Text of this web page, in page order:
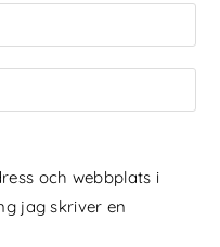
och webbplats i
jag skriver en